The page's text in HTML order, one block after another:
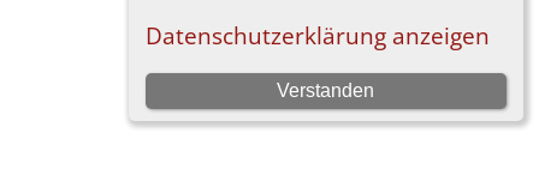
Datenschutzerklärung anzeigen
Verstanden